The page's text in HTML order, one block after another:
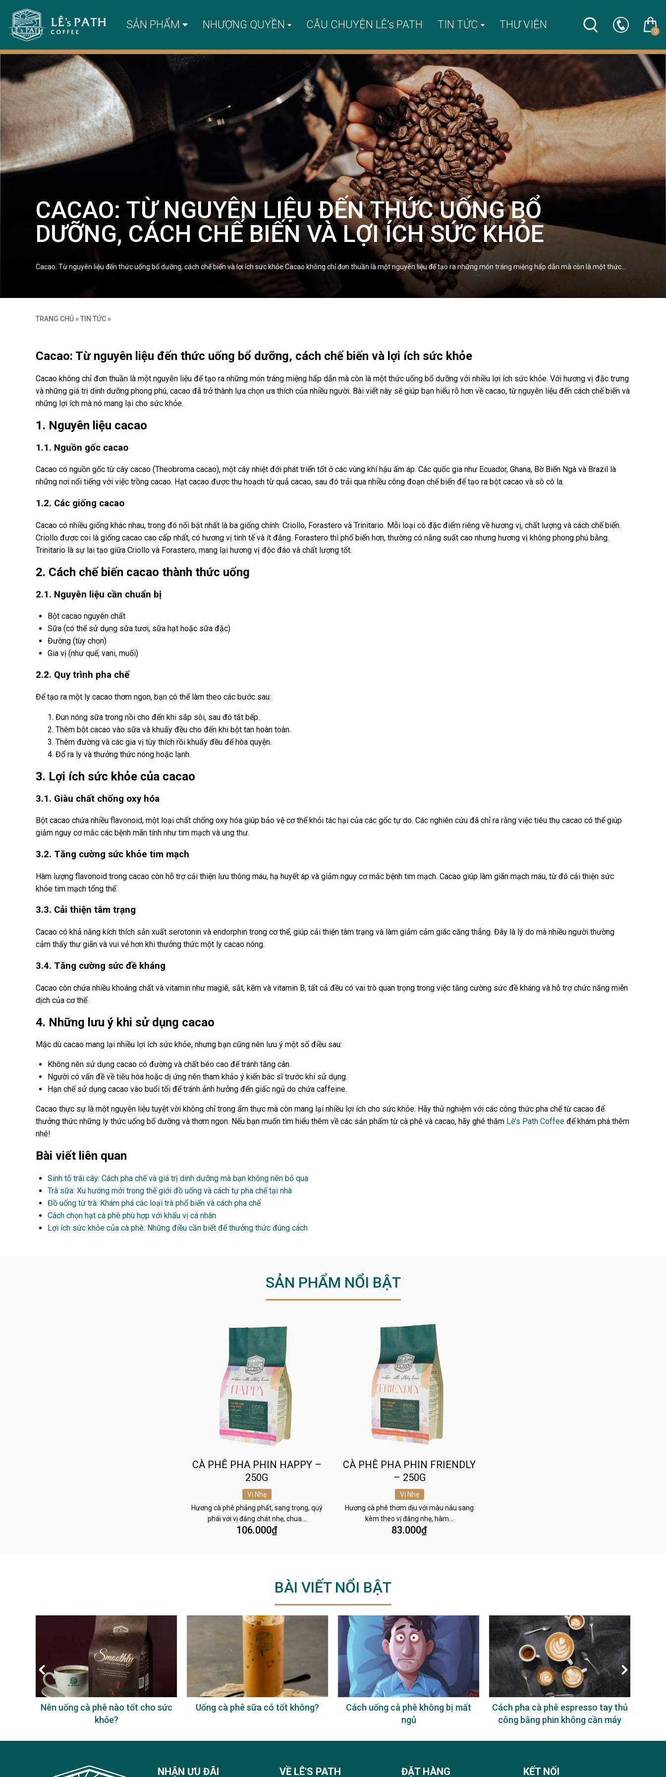
SẢN PHẨM NHƯỢNG QUYỀN CÂU CHUYỆN LÊ’s PATH TIN TỨC THƯ VIỆN 0
CACAO: TỪ NGUYÊN LIỆU ĐẾN THỨC UỐNG BỔ
DƯỠNG, CÁCH CHẾ BIẾN VÀ LỢI ÍCH SỨC KHỎE
Cacao: Từ nguyên liệu đến thức uống bổ dưỡng, cách chế biến và lợi ích sức khỏe Cacao không chỉ đơn thuần là một nguyên liệu để tạo ra những món tráng miệng hấp dẫn mà còn là một thức…
TRANG CHỦ » TIN TỨC »
Cacao: Từ nguyên liệu đến thức uống bổ dưỡng, cách chế biến và lợi ích sức khỏe
Cacao không chỉ đơn thuần là một nguyên liệu để tạo ra những món tráng miệng hấp dẫn mà còn là một thức uống bổ dưỡng với nhiều lợi ích sức khỏe. Với hương vị đặc trưng
và những giá trị dinh dưỡng phong phú, cacao đã trở thành lựa chọn ưa thích của nhiều người. Bài viết này sẽ giúp bạn hiểu rõ hơn về cacao, từ nguyên liệu đến cách chế biến và
những lợi ích mà nó mang lại cho sức khỏe.
1. Nguyên liệu cacao
1.1. Nguồn gốc cacao
Cacao có nguồn gốc từ cây cacao (Theobroma cacao), một cây nhiệt đới phát triển tốt ở các vùng khí hậu ấm áp. Các quốc gia như Ecuador, Ghana, Bờ Biển Ngà và Brazil là
những nơi nổi tiếng với việc trồng cacao. Hạt cacao được thu hoạch từ quả cacao, sau đó trải qua nhiều công đoạn chế biến để tạo ra bột cacao và sô cô la.
1.2. Các giống cacao
Cacao có nhiều giống khác nhau, trong đó nổi bật nhất là ba giống chính: Criollo, Forastero và Trinitario. Mỗi loại có đặc điểm riêng về hương vị, chất lượng và cách chế biến.
Criollo được coi là giống cacao cao cấp nhất, có hương vị tinh tế và ít đắng. Forastero thì phổ biến hơn, thường có năng suất cao nhưng hương vị không phong phú bằng.
Trinitario là sự lai tạo giữa Criollo và Forastero, mang lại hương vị độc đáo và chất lượng tốt.
2. Cách chế biến cacao thành thức uống
2.1. Nguyên liệu cần chuẩn bị
Bột cacao nguyên chất
Sữa (có thể sử dụng sữa tươi, sữa hạt hoặc sữa đặc)
Đường (tùy chọn)
Gia vị (như quế, vani, muối)
2.2. Quy trình pha chế
Để tạo ra một ly cacao thơm ngon, bạn có thể làm theo các bước sau:
Đun nóng sữa trong nồi cho đến khi sắp sôi, sau đó tắt bếp.
Thêm bột cacao vào sữa và khuấy đều cho đến khi bột tan hoàn toàn.
Thêm đường và các gia vị tùy thích rồi khuấy đều để hòa quyện.
Đổ ra ly và thưởng thức nóng hoặc lạnh.
3. Lợi ích sức khỏe của cacao
3.1. Giàu chất chống oxy hóa
Bột cacao chứa nhiều flavonoid, một loại chất chống oxy hóa giúp bảo vệ cơ thể khỏi tác hại của các gốc tự do. Các nghiên cứu đã chỉ ra rằng việc tiêu thụ cacao có thể giúp
giảm nguy cơ mắc các bệnh mãn tính như tim mạch và ung thư.
3.2. Tăng cường sức khỏe tim mạch
Hàm lượng flavonoid trong cacao còn hỗ trợ cải thiện lưu thông máu, hạ huyết áp và giảm nguy cơ mắc bệnh tim mạch. Cacao giúp làm giãn mạch máu, từ đó cải thiện sức
khỏe tim mạch tổng thể.
3.3. Cải thiện tâm trạng
Cacao có khả năng kích thích sản xuất serotonin và endorphin trong cơ thể, giúp cải thiện tâm trạng và làm giảm cảm giác căng thẳng. Đây là lý do mà nhiều người thường
cảm thấy thư giãn và vui vẻ hơn khi thưởng thức một ly cacao nóng.
3.4. Tăng cường sức đề kháng
Cacao còn chứa nhiều khoáng chất và vitamin như magiê, sắt, kẽm và vitamin B, tất cả đều có vai trò quan trọng trong việc tăng cường sức đề kháng và hỗ trợ chức năng miễn
dịch của cơ thể.
4. Những lưu ý khi sử dụng cacao
Mặc dù cacao mang lại nhiều lợi ích sức khỏe, nhưng bạn cũng nên lưu ý một số điều sau:
Không nên sử dụng cacao có đường và chất béo cao để tránh tăng cân.
Người có vấn đề về tiêu hóa hoặc dị ứng nên tham khảo ý kiến bác sĩ trước khi sử dụng.
Hạn chế sử dụng cacao vào buổi tối để tránh ảnh hưởng đến giấc ngủ do chứa caffeine.
Cacao thực sự là một nguyên liệu tuyệt vời không chỉ trong ẩm thực mà còn mang lại nhiều lợi ích cho sức khỏe. Hãy thử nghiệm với các công thức pha chế từ cacao để
thưởng thức những ly thức uống bổ dưỡng và thơm ngon. Nếu bạn muốn tìm hiểu thêm về các sản phẩm từ cà phê và cacao, hãy ghé thăm Lê’s Path Coffee để khám phá thêm
nhé!
Bài viết liên quan
Sinh tố trái cây: Cách pha chế và giá trị dinh dưỡng mà bạn không nên bỏ qua
Trà sữa: Xu hướng mới trong thế giới đồ uống và cách tự pha chế tại nhà
Đồ uống từ trà: Khám phá các loại trà phổ biến và cách pha chế
Cách chọn hạt cà phê phù hợp với khẩu vị cá nhân
Lợi ích sức khỏe của cà phê: Những điều cần biết để thưởng thức đúng cách
SẢN PHẨM NỔI BẬT
CÀ PHÊ PHA PHIN HAPPY –
250G
Vị Nhẹ
Hương cà phê phảng phất, sang trọng, quý
phái với vị đắng chát nhẹ, chua…
106.000₫
CÀ PHÊ PHA PHIN FRIENDLY
– 250G
Vị Nhẹ
Hương cà phê thơm dịu với màu nâu sang
kèm theo vị đắng nhẹ, hàm…
83.000₫
BÀI VIẾT NỔI BẬT
Nên uống cà phê nào tốt cho sức
khỏe?
Uống cà phê sữa có tốt không?
Cách uống cà phê không bị mất
ngủ
Cách pha cà phê espresso tay thủ
công bằng phin không cần máy
NHẬN ƯU ĐÃI VỀ LÊ'S PATH ĐẶT HÀNG KẾT NỐI